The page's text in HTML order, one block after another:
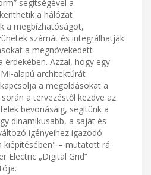
segítségével a
a hálózat
a megbízhatóságot,
számát és integrálhatják
a megnövekedett
érdekében. Azzal, hogy egy
alapú architektúrát
a megoldásokat a
a tervezéstől kezdve az
bevonásáig, segítünk a
dinamikusabb, a saját és
igényeihez igazodó
kiépítésében" – mutatott rá
Electric „Digital Grid”